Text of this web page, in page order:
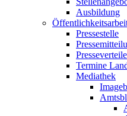
Ausbildung
Pressestelle
Termine
Mediathek